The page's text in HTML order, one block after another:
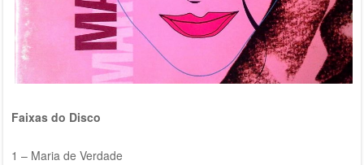
Faixas do Disco
1 – Maria de Verdade